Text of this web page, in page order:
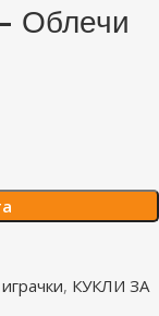
Облечи
, КУКЛИ ЗА